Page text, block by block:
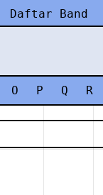
Daftar Band
O P Q R